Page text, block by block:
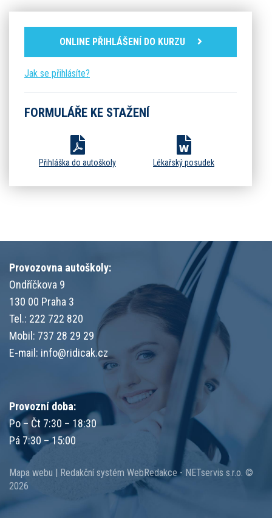
ONLINE PŘIHLÁŠENÍ DO KURZU
Jak se přihlásíte?
FORMULÁŘE KE STAŽENÍ
Přihláška do autoškoly Lékařský posudek
Provozovna autoškoly:
Ondříčkova 9
130 00 Praha 3
Tel.: 222 722 820
Mobil: 737 28 29 29
E-mail: info@ridicak.cz
Provozní doba:
Po – Čt 7:30 – 18:30
Pá 7:30 – 15:00
Mapa webu | Redakční systém WebRedakce - NETservis s.r.o. ©
2026